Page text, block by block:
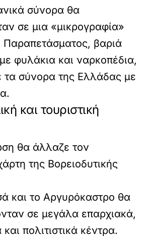
σύνορα θα
σε μια «μικρογραφία»
Παραπετάσματος, βαριά
φυλάκια και ναρκοπέδια,
τα σύνορα της Ελλάδας με
και τουριστική
θα άλλαζε τον
της Βορειοδυτικής
και το Αργυρόκαστρο θα
σε μεγάλα επαρχιακά,
πολιτιστικά κέντρα.